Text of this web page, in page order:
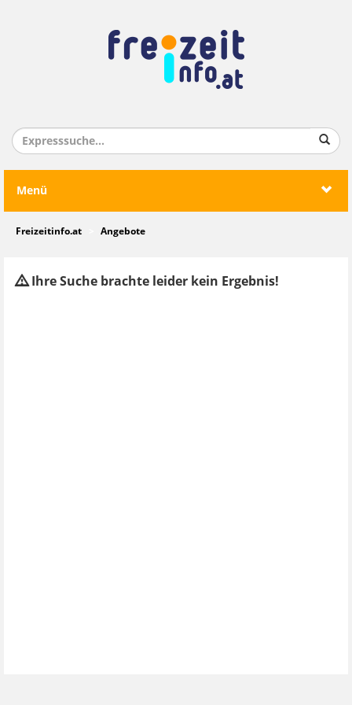
Menü
Freizeitinfo.at Angebote
Ihre Suche brachte leider kein Ergebnis!